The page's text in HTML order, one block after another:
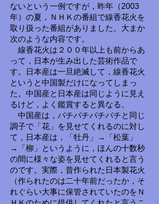
ないという一例ですが，昨年（2003
年）の夏，ＮＨＫの番組で線香花火を
取り扱った番組がありました。大まか
次のような内容です。
線香花火は２００年以上も前からあ
って，日本が生み出した芸術作品で
す。日本産は一旦絶滅して，線香花火
というと中国製だけになってしまっ
た。中国産と日本産は同じように見え
るけど，よく鑑賞すると異なる。
中国産は，パチパチパチパチと同じ
調子で「花」を見せてくれるのに対し
て，日本産は，「牡丹」→「松葉」
→「柳」というように，ほんの十数秒
の間に様々な姿を見せてくれると言う
のです。実際，昔作られた日本製花火
（作られたのは二十年前だったか，そ
れぐらい大事に保管されていたのをＮ